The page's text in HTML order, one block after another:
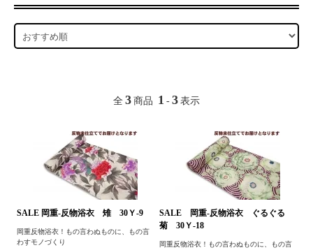
全 3 商品 1 - 3 表示
SALE 岡重-反物浴衣 雉 30Ｙ-9
岡重反物浴衣！もの言わぬものに、もの言
わすモノづくり
SALE 岡重-反物浴衣 ぐるぐる
菊 30Ｙ-18
岡重反物浴衣！もの言わぬものに、もの言